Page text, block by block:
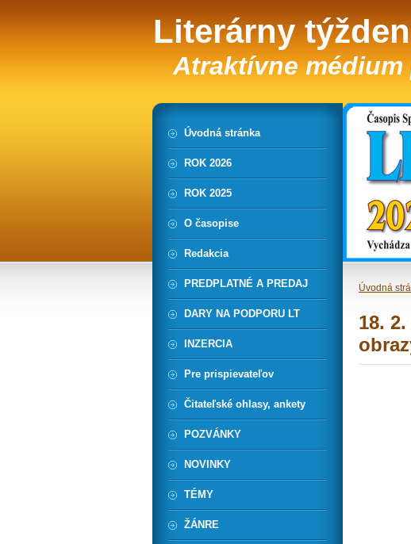
Literárny
Atraktívne
Úvodná
18.
Úvodná stránka
ROK 2026
ROK 2025
O časopise
Redakcia
PREDPLATNÉ A PREDAJ
DARY NA PODPORU LT
INZERCIA
Pre prispievateľov
Čitateľské ohlasy, ankety
POZVÁNKY
NOVINKY
TÉMY
ŽÁNRE